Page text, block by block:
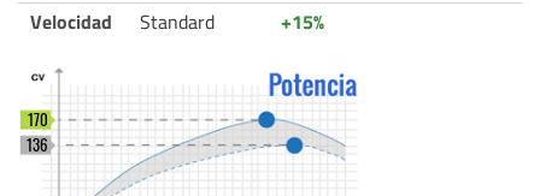
Velocidad
Standard +15%
136
170